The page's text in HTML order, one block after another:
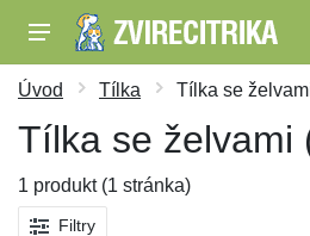
Úvod Tílka Tílka se
Tílka se želvami
1 produkt (1 stránka)
Filtry